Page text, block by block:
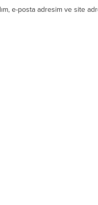
e-posta adresim ve site